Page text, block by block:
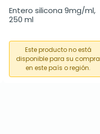
Entero silicona 9mg/ml,
250 ml
Este producto no está
disponible para su compra
en este país o región.